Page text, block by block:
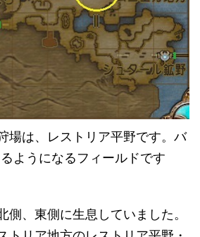
場は、レストリア平野です。バ
ようになるフィールドです
側、東側に生息していました。